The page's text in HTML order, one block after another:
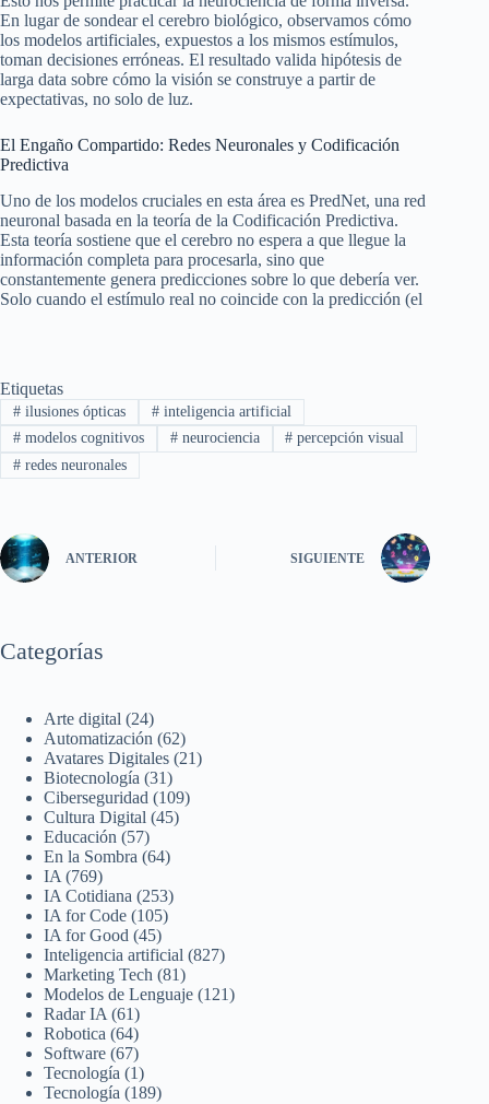
En lugar de sondear el cerebro biológico, observamos cómo
los modelos artificiales, expuestos a los mismos estímulos,
toman decisiones erróneas. El resultado valida hipótesis de
larga data sobre cómo la visión se construye a partir de
expectativas, no solo de luz.
El Engaño Compartido: Redes Neuronales y Codificación
Predictiva
Uno de los modelos cruciales en esta área es PredNet, una red
neuronal basada en la teoría de la Codificación Predictiva.
Esta teoría sostiene que el cerebro no espera a que llegue la
información completa para procesarla, sino que
constantemente genera predicciones sobre lo que debería ver.
Solo cuando el estímulo real no coincide con la predicción (el
Etiquetas
#ilusiones ópticas #inteligencia artificial
#modelos cognitivos #neurociencia # percepción visual
#redes neuronales
ANTERIOR SIGUIENTE
Categorías
Arte digital (24)
Automatización (62)
Avatares Digitales (21)
Biotecnología (31)
Ciberseguridad (109)
Cultura Digital (45)
Educación (57)
En la Sombra (64)
IA (769)
IA Cotidiana (253)
IA for Code (105)
IA for Good (45)
Inteligencia artificial (827)
Marketing Tech (81)
Modelos de Lenguaje (121)
Radar IA (61)
Robotica (64)
Software (67)
Tecnología (1)
Tecnología (189)